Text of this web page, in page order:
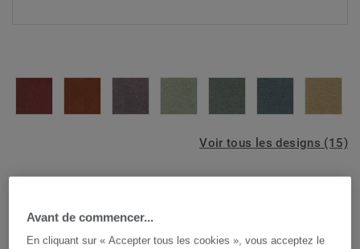
Voir tous les designs (15)
Palazzo
Avant de commencer...
En cliquant sur « Accepter tous les cookies », vous acceptez le